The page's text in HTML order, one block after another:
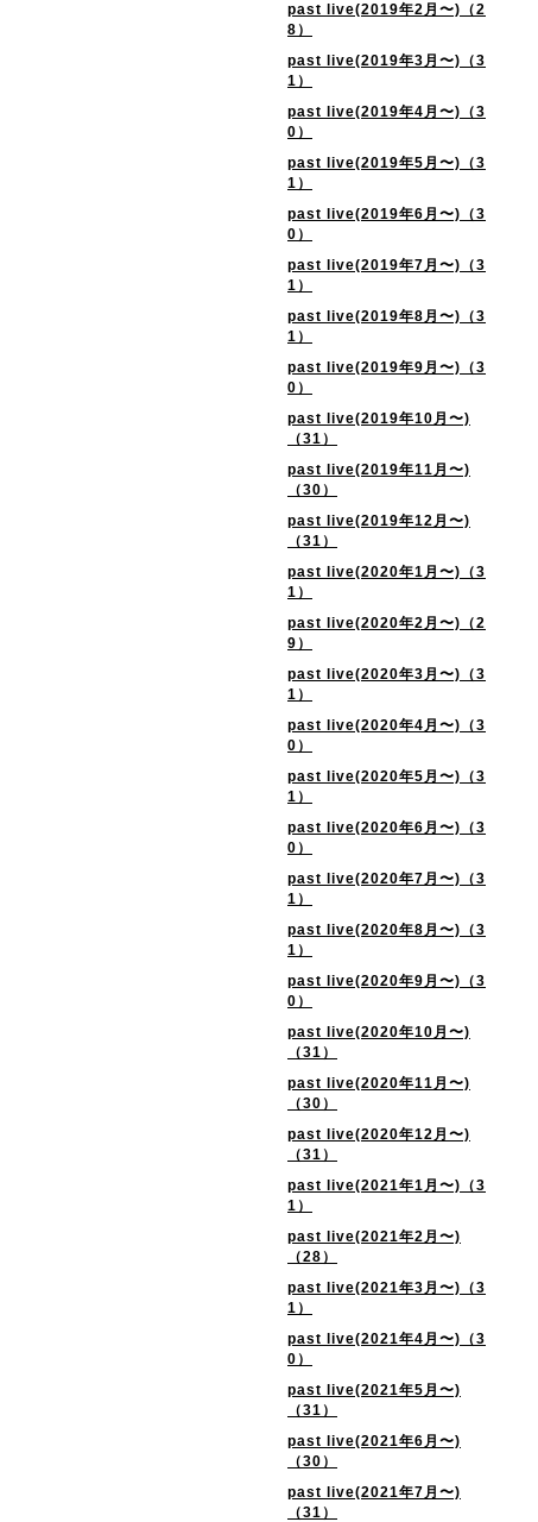
past live(2019年2月〜)（2
8）
past live(2019年3月〜)（3
1）
past live(2019年4月〜)（3
0）
past live(2019年5月〜)（3
1）
past live(2019年6月〜)（3
0）
past live(2019年7月〜)（3
1）
past live(2019年8月〜)（3
1）
past live(2019年9月〜)（3
0）
past live(2019年10月〜)
（31）
past live(2019年11月〜)
（30）
past live(2019年12月〜)
（31）
past live(2020年1月〜)（3
1）
past live(2020年2月〜)（2
9）
past live(2020年3月〜)（3
1）
past live(2020年4月〜)（3
0）
past live(2020年5月〜)（3
1）
past live(2020年6月〜)（3
0）
past live(2020年7月〜)（3
1）
past live(2020年8月〜)（3
1）
past live(2020年9月〜)（3
0）
past live(2020年10月〜)
（31）
past live(2020年11月〜)
（30）
past live(2020年12月〜)
（31）
past live(2021年1月〜)（3
1）
past live(2021年2月〜)
（28）
past live(2021年3月〜)（3
1）
past live(2021年4月〜)（3
0）
past live(2021年5月〜)
（31）
past live(2021年6月〜)
（30）
past live(2021年7月〜)
（31）